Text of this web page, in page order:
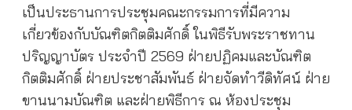
เป็นประธานการประชุมคณะกรรมการที่มีความ
เกี่ยวข้องกับบัณฑิตกิตติมศักดิ์ ในพิธีรับพระราชทาน
ปริญญาบัตร ประจำปี 2569 ฝ่ายปฏิคมและบัณฑิต
กิตติมศักดิ์ ฝ่ายประชาสัมพันธ์ ฝ่ายจัดทำวีดิทัศน์ ฝ่าย
ขานนามบัณฑิต และฝ่ายพิธีการ ณ ห้องประชุม